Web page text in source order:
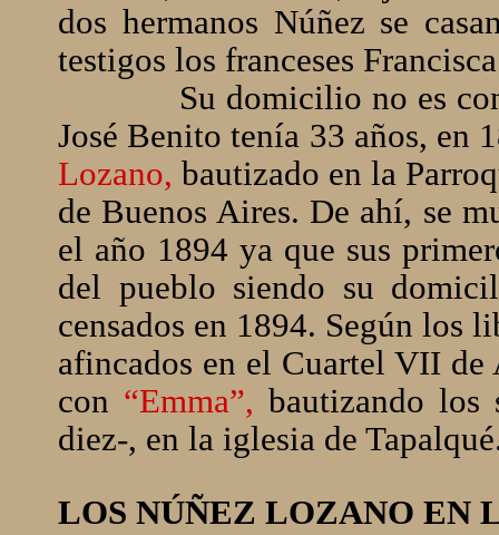
dos hermanos Núñez se
testigos los franceses
Su domicilio no es
José Benito tenía 33 años, en
Lozano, bautizado en la
de Buenos Aires. De ahí, se
el año 1894 ya que sus
del pueblo siendo su
censados en 1894. Según los
afincados en el Cuartel VII de
con “Emma”, bautizando los
diez-, en la iglesia de
LOS NÚÑEZ LOZANO EN